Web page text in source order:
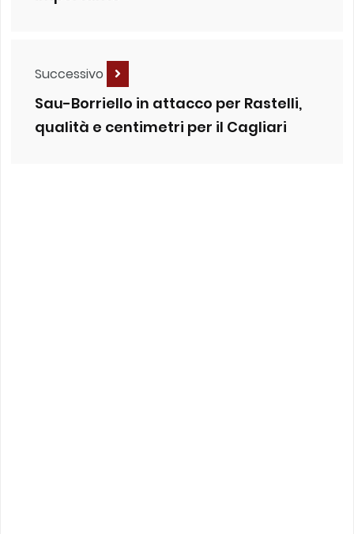
Successivo
Sau-Borriello in attacco per Rastelli,
qualità e centimetri per il Cagliari